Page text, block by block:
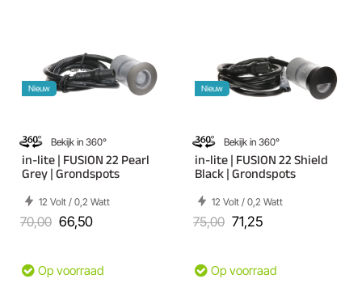
Bekijk in 360°
Nieuw
in-lite | FUSION 22 Pearl
Grey | Grondspots
12 Volt / 0,2 Watt
70,00 66,50
Op voorraad
Bekijk in 360°
Nieuw
in-lite | FUSION 22 Shield
Black | Grondspots
12 Volt / 0,2 Watt
75,00 71,25
Op voorraad